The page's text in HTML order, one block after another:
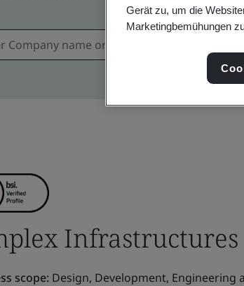
scope: Design, Development, Engineering
Gerät zu, um die
Marketingbemühungen